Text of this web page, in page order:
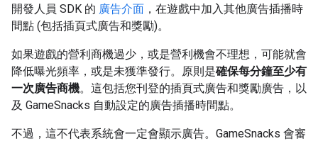
開發人員 SDK 的 廣告介面 ，在遊戲中加入其他廣告插播時
間點 (包括插頁式廣告和獎勵)。
如果遊戲的營利商機過少，或是營利機會不理想，可能就會
降低曝光頻率，或是未獲準發行。原則是確保每分鐘至少有
一次廣告商機。這包括您刊登的插頁式廣告和獎勵廣告，以
及 GameSnacks 自動設定的廣告插播時間點。
不過，這不代表系統會一定會顯示廣告。GameSnacks 會審